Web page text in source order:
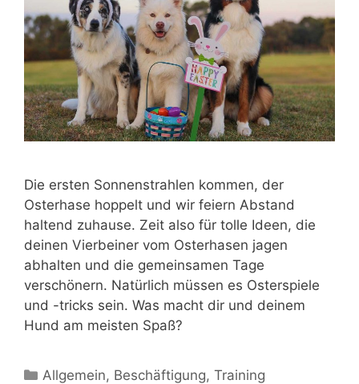
Die ersten Sonnenstrahlen kommen, der
Osterhase hoppelt und wir feiern Abstand
haltend zuhause. Zeit also für tolle Ideen, die
deinen Vierbeiner vom Osterhasen jagen
abhalten und die gemeinsamen Tage
verschönern. Natürlich müssen es Osterspiele
und -tricks sein. Was macht dir und deinem
Hund am meisten Spaß?
Allgemein, Beschäftigung,Training